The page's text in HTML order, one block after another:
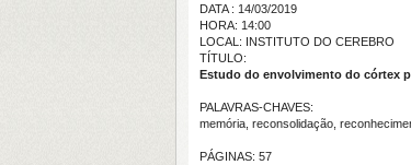
DATA : 14/03/2019
HORA: 14:00
LOCAL: INSTITUTO DO CEREBRO
TÍTULO:
Estudo do envolvimento do córtex
PALAVRAS-CHAVES:
memória, reconsolidação,
PÁGINAS: 57